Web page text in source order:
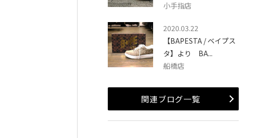
小手指店
2020.03.22
【BAPESTA / ベイプス
タ】より BA...
船橋店
関連ブログ一覧